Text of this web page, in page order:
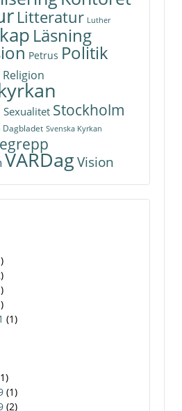
Litteratur Luther
Läsning
Petrus Politik
Religion
Sexualitet Stockholm
Dagbladet Svenska Kyrkan
VARDagVision
(1)
(1)
(2)